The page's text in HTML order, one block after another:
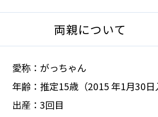
両親について
愛称：がっちゃん
年齢：推定15歳（2015 年1月30日
出産：3回目